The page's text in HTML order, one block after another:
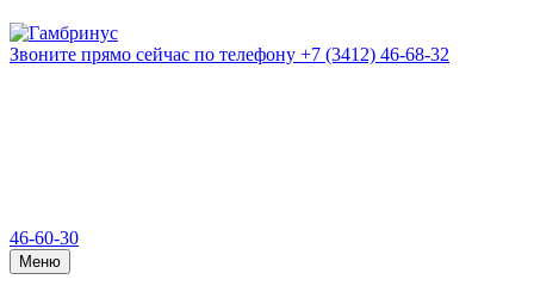
Звоните прямо сейчас по телефону +7 (3412) 46-68-32
46-60-30
Меню